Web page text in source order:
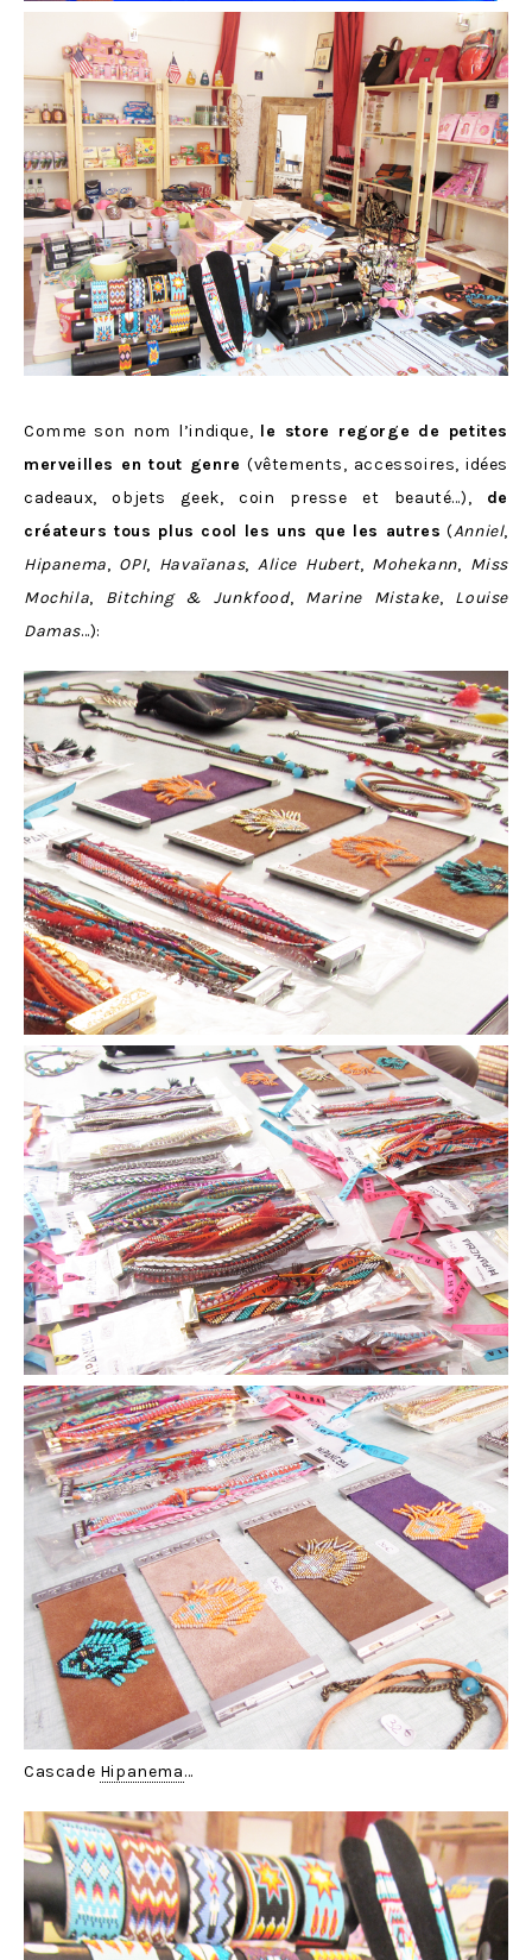
Comme son nom l’indique, le store regorge de petites
merveilles en tout genre (vêtements, accessoires, idées
cadeaux, objets geek, coin presse et beauté…), de
créateurs tous plus cool les uns que les autres (Anniel,
Hipanema, OPI, Havaïanas, Alice Hubert, Mohekann, Miss
Mochila, Bitching & Junkfood, Marine Mistake, Louise
Damas…):
Cascade Hipanema…